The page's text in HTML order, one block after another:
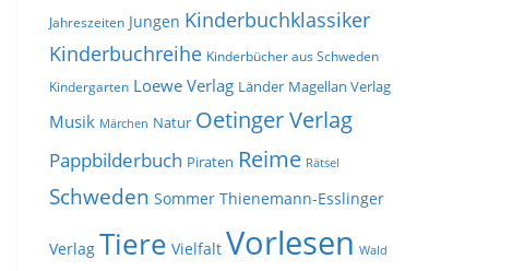
Jahreszeiten Jungen Kinderbuchklassiker
Kinderbuchreihe Kinderbücher aus Schweden
Kindergarten Loewe Verlag Länder Magellan Verlag
Musik Märchen Natur Oetinger Verlag
Pappbilderbuch Piraten Reime Rätsel
Schweden Sommer Thienemann-Esslinger
Verlag Tiere Vielfalt Vorlesen Wald